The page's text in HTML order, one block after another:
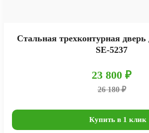
Стальная трехконтурная
SE-5237
23 800 ₽
26 180 ₽
Купить в 1 клик